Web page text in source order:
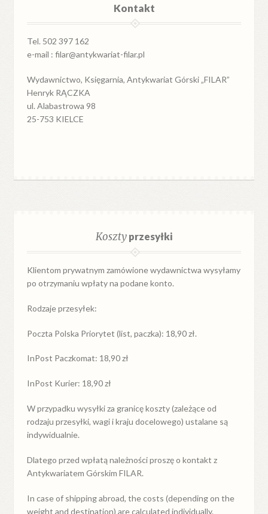
Kontakt
Tel. 502 397 162
e-mail : filar@antykwariat-filar.pl
Wydawnictwo, Księgarnia, Antykwariat Górski „FILAR”
Henryk RĄCZKA
ul. Alabastrowa 98
25-753 KIELCE
Kosztyprzesyłki
Klientom prywatnym zamówione wydawnictwa wysyłamy
po otrzymaniu wpłaty na podane konto.
Rodzaje przesyłek:
Poczta Polska Priorytet (list, paczka): 18,90 zł.
InPost Paczkomat: 18,90 zł
InPost Kurier: 18,90 zł
W przypadkuwysyłkiza granicękoszty (zależące od
rodzaju przesyłki, wagi i kraju docelowego) ustalane są
indywidualnie.
Dlatego przed wpłatą należności proszę o kontakt z
Antykwariatem Górskim FILAR.
In case of shipping abroad, the costs (depending on the
weight and destination) are calculated individually.